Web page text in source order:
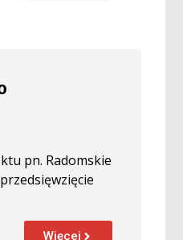
pn. Radomskie
Więcej